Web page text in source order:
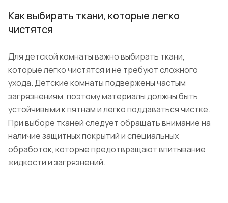
Как выбирать ткани, которые легко
чистятся
Для детской комнаты важно выбирать ткани,
которые легко чистятся и не требуют сложного
ухода. Детские комнаты подвержены частым
загрязнениям, поэтому материалы должны быть
устойчивыми к пятнам и легко поддаваться чистке.
При выборе тканей следует обращать внимание на
наличие защитных покрытий и специальных
обработок, которые предотвращают впитывание
жидкости и загрязнений.